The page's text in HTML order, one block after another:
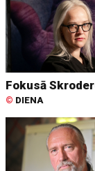
Fokusā
© DIENA